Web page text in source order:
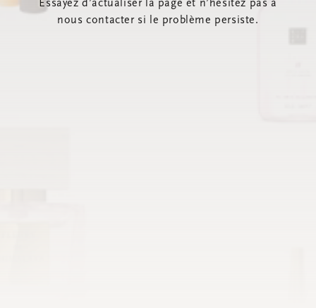
Essayez d’actualiser la page et n’hésitez pas à
nous contacter si le problème persiste.